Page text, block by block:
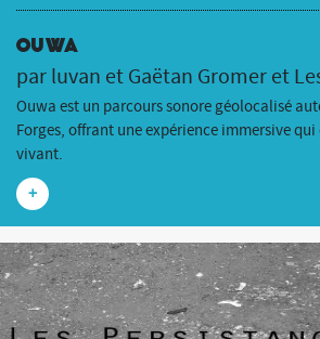
OUWA
par luvan et Gaëtan Gromer et
Ouwa est un parcours sonore géolocalisé
Forges, offrant une expérience immersive
vivant.
+